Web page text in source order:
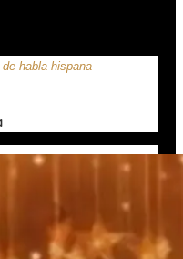
habla hispana